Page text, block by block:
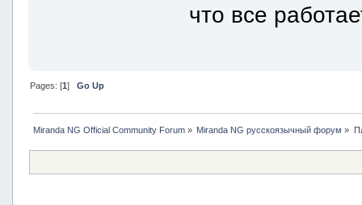
что все
Pages: [1] Go Up
Miranda NG Official Community Forum» Miranda NG русскоязычный форум »